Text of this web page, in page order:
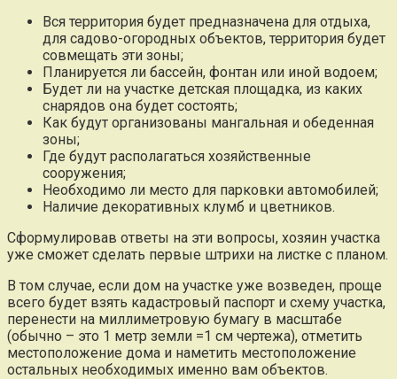
Вся территория будет предназначена для отдыха,
для садово-огородных объектов, территория будет
совмещать эти зоны;
Планируется ли бассейн, фонтан или иной водоем;
Будет ли на участке детская площадка, из каких
снарядов она будет состоять;
Как будут организованы мангальная и обеденная
зоны;
Где будут располагаться хозяйственные
сооружения;
Необходимо ли место для парковки автомобилей;
Наличие декоративных клумб и цветников.
Сформулировав ответы на эти вопросы, хозяин участка
уже сможет сделать первые штрихи на листке с планом.
В том случае, если дом на участке уже возведен, проще
всего будет взять кадастровый паспорт и схему участка,
перенести на миллиметровую бумагу в масштабе
(обычно – это 1 метр земли =1 см чертежа), отметить
местоположение дома и наметить местоположение
остальных необходимых именно вам объектов.